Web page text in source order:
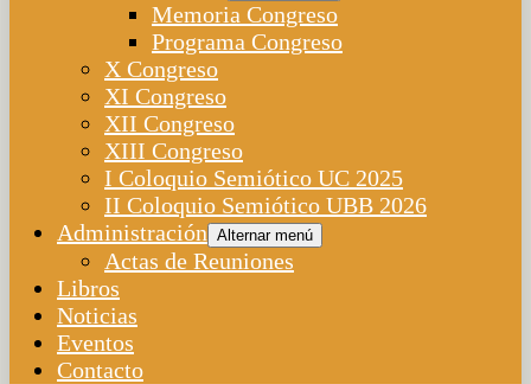
Memoria Congreso
Programa Congreso
X Congreso
XI Congreso
XII Congreso
XIII Congreso
I Coloquio Semiótico UC 2025
II Coloquio Semiótico UBB 2026
Administración Alternar menú
Actas de Reuniones
Libros
Noticias
Eventos
Contacto